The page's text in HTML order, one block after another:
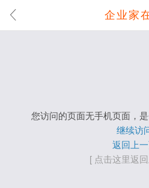
企业家
您访问的页面无手机页面，
继续访
返回上
[ 点击这里返